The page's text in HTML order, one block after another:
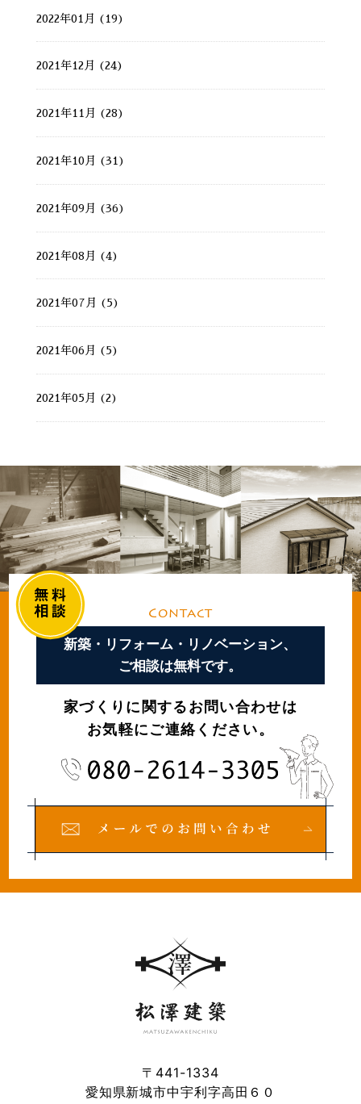
2022年01月 (19)
2021年12月 (24)
2021年11月 (28)
2021年10月 (31)
2021年09月 (36)
2021年08月 (4)
2021年07月 (5)
2021年06月 (5)
2021年05月 (2)
Contact
新築・リフォーム・リノベーション、
ご相談は無料です。
家づくりに関するお問い合わせは
お気軽にご連絡ください。
〒441-1334
愛知県新城市中宇利字高田６０